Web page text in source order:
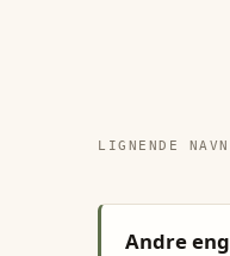
LIGNENDE NAVN
Andre